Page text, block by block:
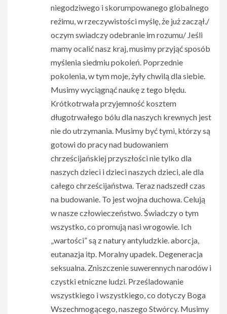
niegodziwego i skorumpowanego globalnego
reżimu, w rzeczywistości myślę, że już zaczął./
oczym swiadczy odebranie im rozumu/ Jeśli
mamy ocalić nasz kraj, musimy przyjąć sposób
myślenia siedmiu pokoleń. Poprzednie
pokolenia, w tym moje, żyły chwilą dla siebie.
Musimy wyciągnąć naukę z tego błędu.
Krótkotrwała przyjemność kosztem
długotrwałego bólu dla naszych krewnych jest
nie do utrzymania. Musimy być tymi, którzy są
gotowi do pracy nad budowaniem
chrześcijańskiej przyszłości nie tylko dla
naszych dzieci i dzieci naszych dzieci, ale dla
całego chrześcijaństwa. Teraz nadszedł czas
na budowanie. To jest wojna duchowa. Celują
w nasze człowieczeństwo. Świadczy o tym
wszystko, co promują nasi wrogowie. Ich
„wartości” są z natury antyludzkie. aborcja,
eutanazja itp. Moralny upadek. Degeneracja
seksualna. Zniszczenie suwerennych narodów i
czystki etniczne ludzi. Prześladowanie
wszystkiego i wszystkiego, co dotyczy Boga
Wszechmogącego, naszego Stwórcy. Musimy